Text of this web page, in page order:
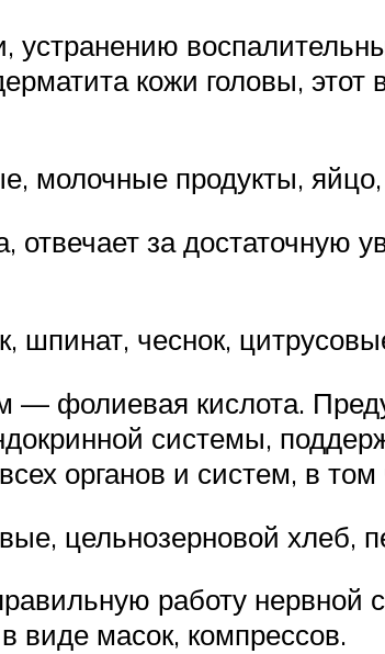
устранению
кожи головы, этот
молочные продукты,
отвечает за достаточную
чеснок,
— фолиевая кислота.
системы,
органов и систем, в
цельнозерновой хлеб,
работу нервной
виде масок, компрессов.